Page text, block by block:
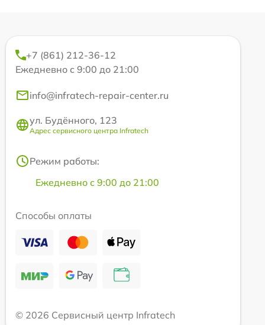
+7 (861) 212-36-12
Ежедневно с 9:00 до 21:00
info@infratech-repair-center.ru
ул. Будённого, 123
Адрес сервисного центра Infratech
Режим работы:
Ежедневно с 9:00 до 21:00
Способы оплаты
© 2026 Сервисный центр Infratech